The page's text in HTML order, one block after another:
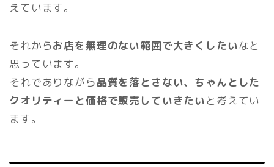
えています。
それからお店を無理のない範囲で大きくしたいなと
思っています。
それでありながら品質を落とさない、ちゃんとした
クオリティーと価格で販売していきたいと考えてい
ます。